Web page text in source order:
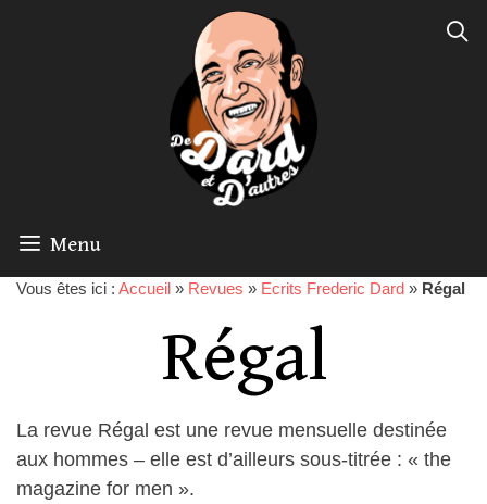
Menu
Vous êtes ici : Accueil » Revues » Ecrits Frederic Dard » Régal
Régal
La revue Régal est une revue mensuelle destinée
aux hommes – elle est d’ailleurs sous-titrée : « the
magazine for men ».